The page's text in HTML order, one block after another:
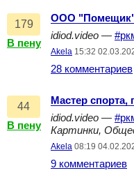
179
В пену
ООО "Помещик"
idiod.video —
Akela 15:32
28 комментариев
44
В пену
Мастер спорта,
idiod.video —
Картинки,
Akela 08:19
9 комментариев